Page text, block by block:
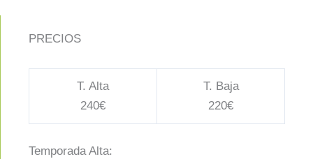
PRECIOS
T. Alta
240€
T. Baja
220€
Temporada Alta: